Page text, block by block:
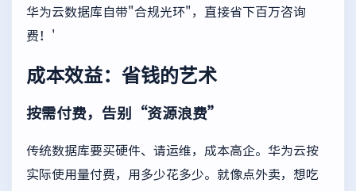
华为云数据库自带"合规光环"，直接省下百万咨询
费！'
成本效益：省钱的艺术
按需付费，告别“资源浪费”
传统数据库要买硬件、请运维，成本高企。华为云按
实际使用量付费，用多少花多少。就像点外卖，想吃